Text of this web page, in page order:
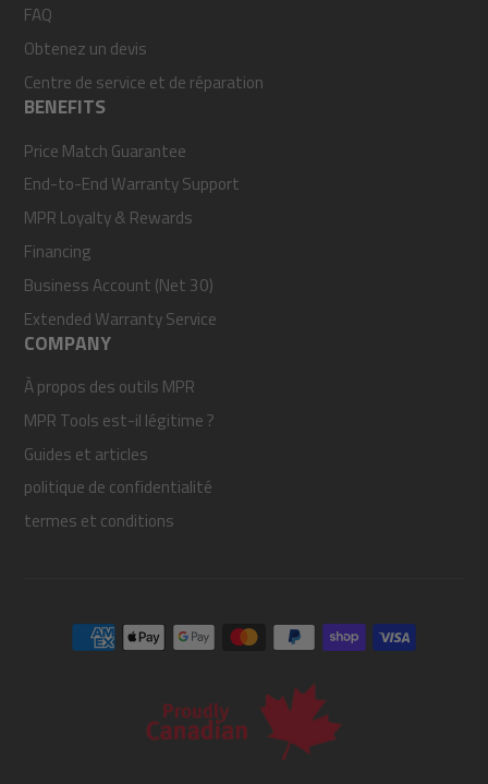
FAQ
Obtenez un devis
Centre de service et de réparation
BENEFITS
Price Match Guarantee
End-to-End Warranty Support
MPR Loyalty & Rewards
Financing
Business Account (Net 30)
Extended Warranty Service
COMPANY
À propos des outils MPR
MPR Tools est-il légitime ?
Guides et articles
politique de confidentialité
termes et conditions